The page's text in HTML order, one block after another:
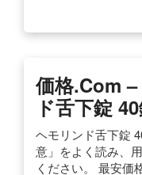
価格.com –
ド舌下錠
ヘモリンド舌下錠
意」をよく読み、
ください。 最安価